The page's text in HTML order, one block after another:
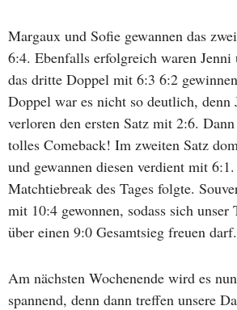
Margaux und Sofie gewannen das
6:4. Ebenfalls erfolgreich waren Jenni
das dritte Doppel mit 6:3 6:2
Doppel war es nicht so deutlich, denn
verloren den ersten Satz mit 2:6.
tolles Comeback! Im zweiten Satz
und gewannen diesen verdient mit
Matchtiebreak des Tages folgte.
mit 10:4 gewonnen, sodass sich unser
über einen 9:0 Gesamtsieg freuen darf.
Am nächsten Wochenende wird es
spannend, denn dann treffen unsere